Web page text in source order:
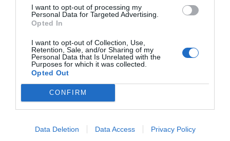
I want to opt-out of processing my
Personal Data for Targeted Advertising.
Opted In
I want to opt-out of Collection, Use,
Retention, Sale, and/or Sharing of my
Personal Data that Is Unrelated with the
Purposes for which it was collected.
Opted Out
CONFIRM
Data Deletion Data Access Privacy Policy
Πρασίνων Μελίσα Καμάρα, βασική
διαπραγματεύτρια της πολιτικής της ομάδας της
δήλωσε στο Politico ότι η δημιουργία κέντρων
επιστροφής εκτός ΕΕ «παραβιάζει τις θεμελιώδεις
ευρωπαϊκές αξίες της αξιοπρέπειας και του
σεβασμού των θεμελιωδών δικαιωμάτων».
τα ανθρώπινα δικαιώματα θα γίνονται σεβαστά»,